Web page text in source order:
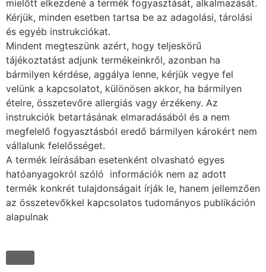
mielőtt elkezdené a termék fogyasztását, alkalmazását.
Kérjük, minden esetben tartsa be az adagolási, tárolási
és egyéb instrukciókat.
Mindent megteszünk azért, hogy teljeskörű
tájékoztatást adjunk termékeinkről, azonban ha
bármilyen kérdése, aggálya lenne, kérjük vegye fel
velünk a kapcsolatot, különösen akkor, ha bármilyen
ételre, összetevőre allergiás vagy érzékeny. Az
instrukciók betartásának elmaradásából és a nem
megfelelő fogyasztásból eredő bármilyen károkért nem
vállalunk felelősséget.
A termék leírásában esetenként olvasható egyes
hatóanyagokról szóló információk nem az adott
termék konkrét tulajdonságait írják le, hanem jellemzően
az összetevőkkel kapcsolatos tudományos publikáción
alapulnak